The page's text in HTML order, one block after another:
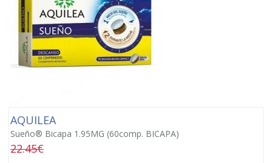
AQUILEA
Sueño® Bicapa 1.95MG (60comp. BICAPA)
22.45€